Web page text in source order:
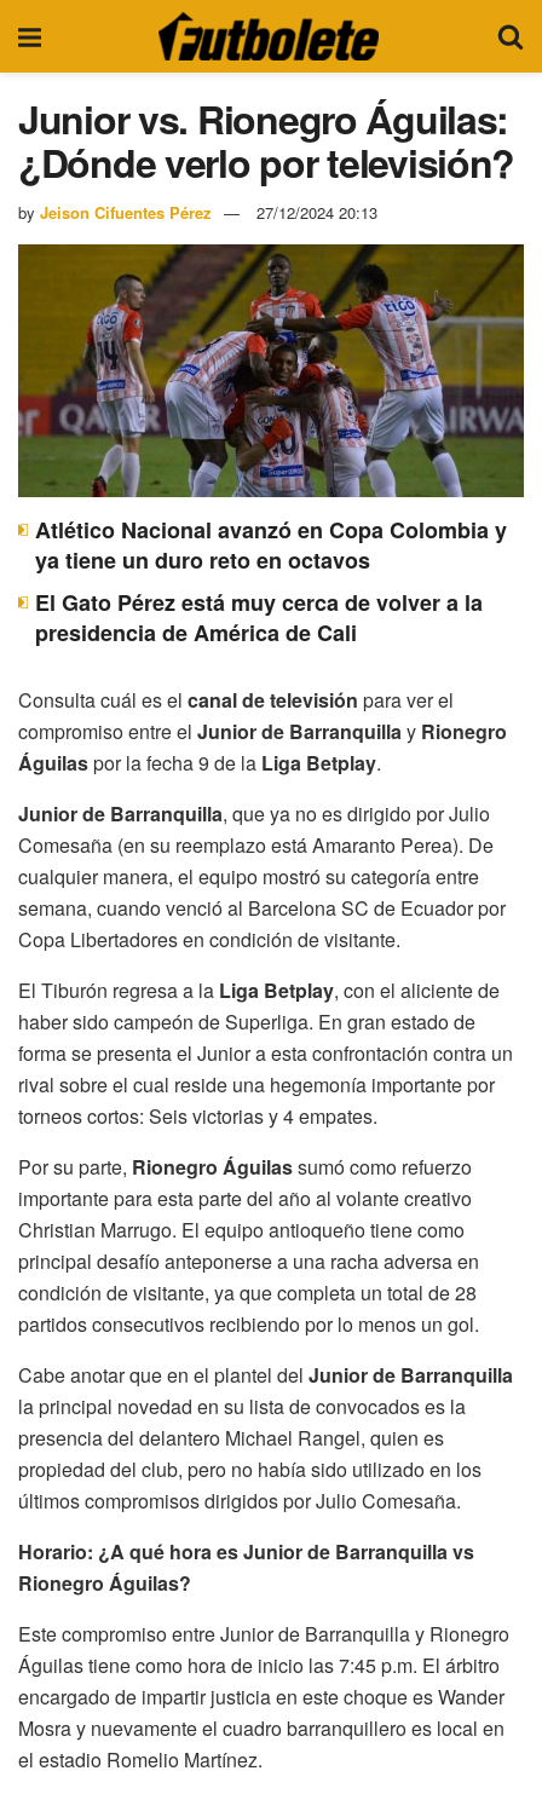
Junior vs. Rionegro Águilas:
¿Dónde verlo por televisión?
by Jeison Cifuentes Pérez 27/12/2024 20:13
Atlético Nacional avanzó en Copa Colombia y
ya tiene un duro reto en octavos
El Gato Pérez está muy cerca de volver a la
presidencia de América de Cali
Consulta cuál es el canal de televisión para ver el
compromiso entre el Junior de Barranquillay Rionegro
Águilaspor la fecha 9 de la Liga Betplay.
Junior de Barranquilla, que ya no es dirigido por Julio
Comesaña (en su reemplazo está Amaranto Perea). De
cualquier manera, el equipo mostró su categoría entre
semana, cuando venció al Barcelona SC de Ecuador por
Copa Libertadores en condición de visitante.
El Tiburón regresa a la Liga Betplay, con el aliciente de
haber sido campeón de Superliga. En gran estado de
forma se presenta el Junior a esta confrontación contra un
rival sobre el cual reside una hegemonía importante por
torneos cortos: Seis victorias y 4 empates.
Por su parte, Rionegro Águilassumó como refuerzo
importante para esta parte del año al volante creativo
Christian Marrugo. El equipo antioqueño tiene como
principal desafío anteponerse a una racha adversa en
condición de visitante, ya que completa un total de 28
partidos consecutivos recibiendo por lo menos un gol.
Cabe anotar que en el plantel del Junior de Barranquilla
la principal novedad en su lista de convocados es la
presencia del delantero Michael Rangel, quien es
propiedad del club, pero no había sido utilizado en los
últimos compromisos dirigidos por Julio Comesaña.
Horario: ¿A qué hora es Junior de Barranquilla vs
Rionegro Águilas?
Este compromiso entre Junior de Barranquilla y Rionegro
Águilas tiene como hora de inicio las 7:45 p.m. El árbitro
encargado de impartir justicia en este choque es Wander
Mosra y nuevamente el cuadro barranquillero es local en
el estadio Romelio Martínez.